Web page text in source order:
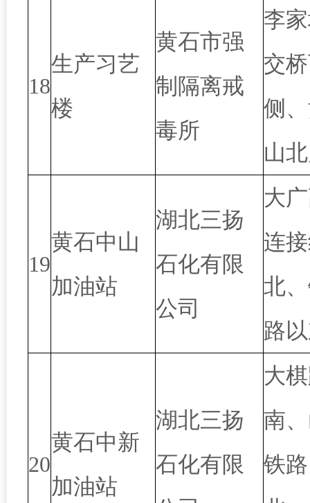
18
生产习艺
楼
黄石市强
制隔离戒
毒所
李
交
侧
山
19
黄石中山
加油站
湖北三扬
石化有限
公司
大
连
北
路
20
黄石中新
加油站
湖北三扬
石化有限
大
南
铁